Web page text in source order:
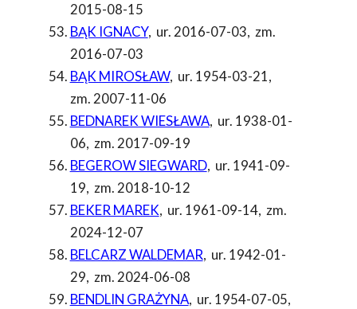
2015-08-15
BĄK IGNACY, ur. 2016-07-03, zm.
2016-07-03
BĄK MIROSŁAW, ur. 1954-03-21,
zm. 2007-11-06
BEDNAREK WIESŁAWA, ur. 1938-01-
06, zm. 2017-09-19
BEGEROW SIEGWARD, ur. 1941-09-
19, zm. 2018-10-12
BEKER MAREK, ur. 1961-09-14, zm.
2024-12-07
BELCARZ WALDEMAR, ur. 1942-01-
29, zm. 2024-06-08
BENDLIN GRAŻYNA, ur. 1954-07-05,